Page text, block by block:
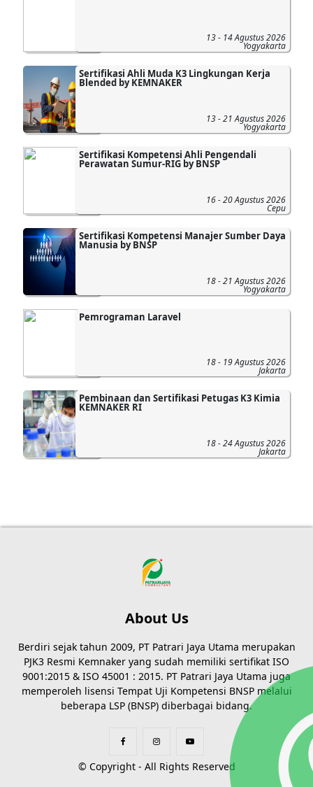
13 - 14 Agustus 2026
Yogyakarta
Sertifikasi Ahli Muda K3 Lingkungan Kerja
Blended by KEMNAKER
13 - 21 Agustus 2026
Yogyakarta
Sertifikasi Kompetensi Ahli Pengendali
Perawatan Sumur-RIG by BNSP
16 - 20 Agustus 2026
Cepu
Sertifikasi Kompetensi Manajer Sumber Daya
Manusia by BNSP
18 - 21 Agustus 2026
Yogyakarta
Pemrograman Laravel
18 - 19 Agustus 2026
Jakarta
Pembinaan dan Sertifikasi Petugas K3 Kimia
KEMNAKER RI
18 - 24 Agustus 2026
Jakarta
About Us
Berdiri sejak tahun 2009, PT Patrari Jaya Utama merupakan
PJK3 Resmi Kemnaker yang sudah memiliki sertifikat ISO
9001:2015 & ISO 45001 : 2015. PT Patrari Jaya Utama juga
memperoleh lisensi Tempat Uji Kompetensi BNSP melalui
beberapa LSP (BNSP) diberbagai bidang.
© Copyright - All Rights Reserved